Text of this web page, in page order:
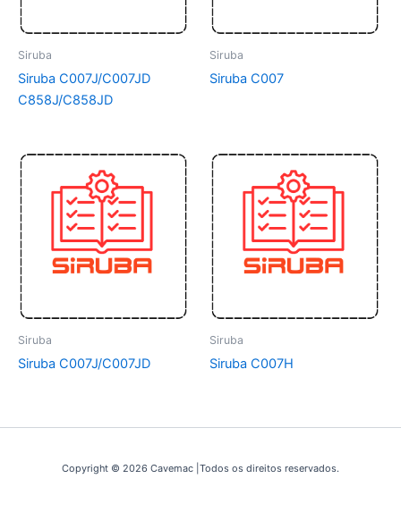
Siruba
Siruba C007J/C007JD
C858J/C858JD
Siruba
Siruba C007
Siruba
Siruba C007J/C007JD
Siruba
Siruba C007H
Copyright © 2026 Cavemac |Todos os direitos reservados.